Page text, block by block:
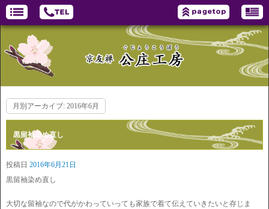
月別アーカイブ: 2016年6月
黒留袖染め直し
投稿日 2016年6月21日
黒留袖染め直し
大切な留袖なので代がかわっていっても家族で着て伝えていきたいと存じま